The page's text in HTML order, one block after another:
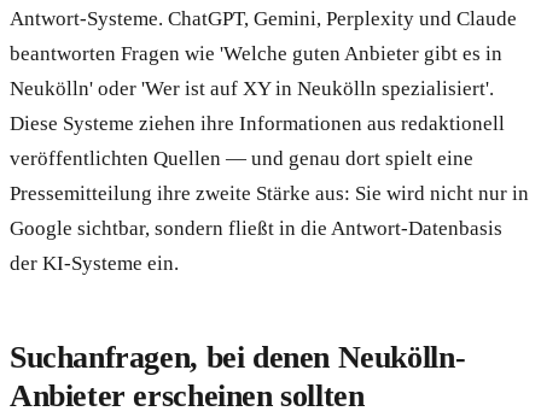
Antwort-Systeme. ChatGPT, Gemini, Perplexity und Claude
beantworten Fragen wie 'Welche guten Anbieter gibt es in
Neukölln' oder 'Wer ist auf XY in Neukölln spezialisiert'.
Diese Systeme ziehen ihre Informationen aus redaktionell
veröffentlichten Quellen — und genau dort spielt eine
Pressemitteilung ihre zweite Stärke aus: Sie wird nicht nur in
Google sichtbar, sondern fließt in die Antwort-Datenbasis
der KI-Systeme ein.
Suchanfragen, bei denen Neukölln-
Anbieter erscheinen sollten